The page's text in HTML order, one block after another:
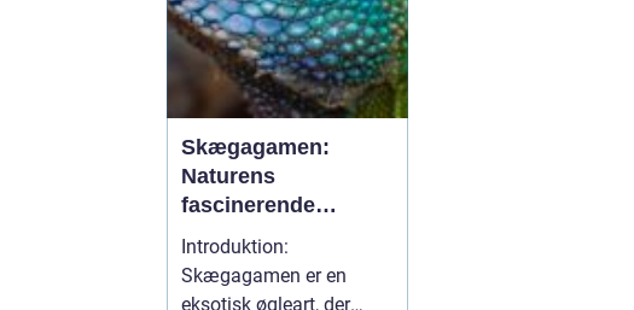
Skægagamen:
Naturens
fascinerende
krybdyr
Introduktion:
Skægagamen er en
eksotisk øgleart, der